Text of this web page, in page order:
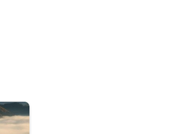
la météo. . .